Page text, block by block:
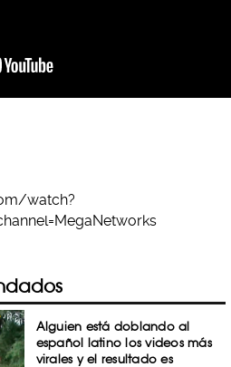
watch?
Alguien está doblando al
español latino los videos más
virales y el resultado es